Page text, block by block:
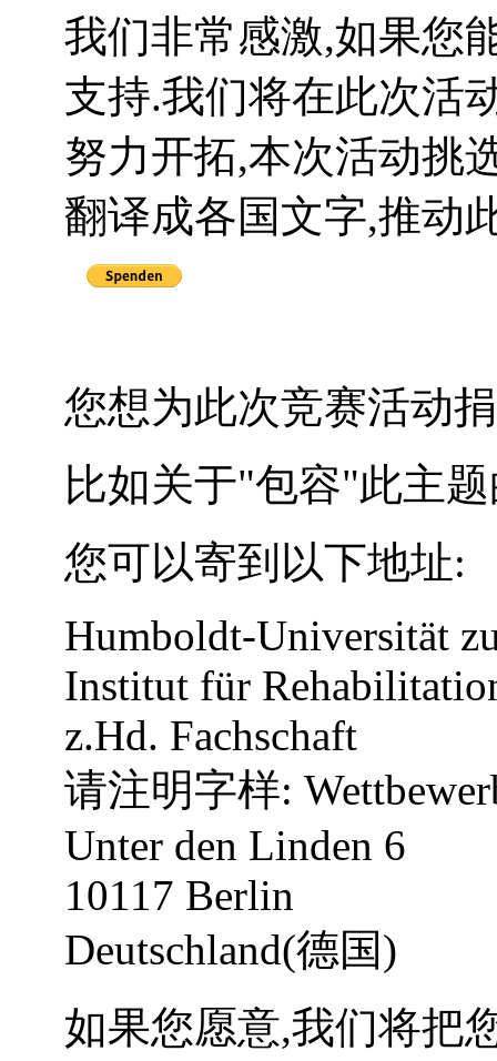
我们非常感激,如果您
支持.我们将在此次活
努力开拓,本次活动挑
翻译成各国文字,推动
您想为此次竞赛活动
比如关于"包容"此主
您可以寄到以下地址:
Humboldt-Universität
Institut für
z.Hd. Fachschaft
请注明字样:
Unter den Linden 6
10117 Berlin
Deutschland(德国)
如果您愿意,我们将把